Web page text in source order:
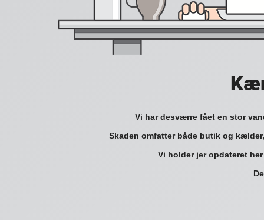
Vi har desværre fået en stor
Skaden omfatter både butik og
Vi holder jer opdateret